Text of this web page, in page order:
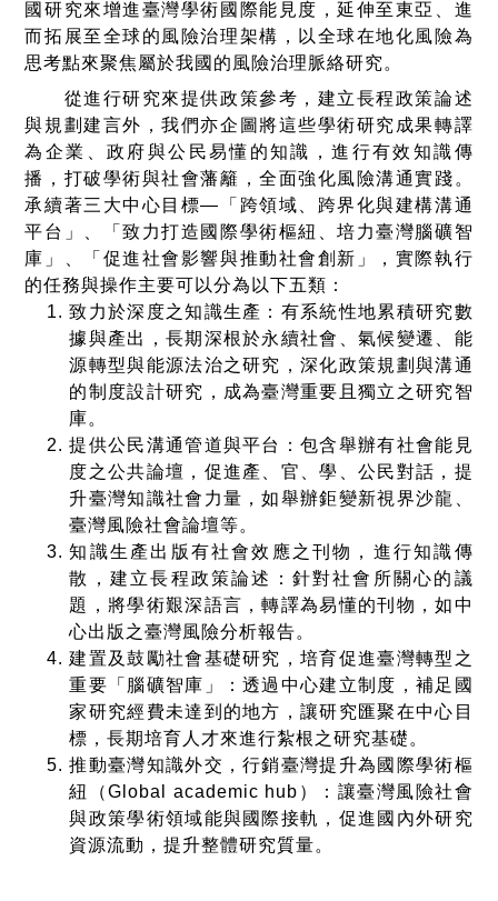
國研究來增進臺灣學術國際能見度，延伸至東亞、進
而拓展至全球的風險治理架構，以全球在地化風險為
思考點來聚焦屬於我國的風險治理脈絡研究。
從進行研究來提供政策參考，建立長程政策論述
與規劃建言外，我們亦企圖將這些學術研究成果轉譯
為企業、政府與公民易懂的知識，進行有效知識傳
播，打破學術與社會藩籬，全面強化風險溝通實踐。
承續著三大中心目標—「跨領域、跨界化與建構溝通
平台」、「致力打造國際學術樞紐、培力臺灣腦礦智
庫」、「促進社會影響與推動社會創新」，實際執行
的任務與操作主要可以分為以下五類：
致力於深度之知識生產：有系統性地累積研究數
據與產出，長期深根於永續社會、氣候變遷、能
源轉型與能源法治之研究，深化政策規劃與溝通
的制度設計研究，成為臺灣重要且獨立之研究智
庫。
提供公民溝通管道與平台：包含舉辦有社會能見
度之公共論壇，促進產、官、學、公民對話，提
升臺灣知識社會力量，如舉辦鉅變新視界沙龍、
臺灣風險社會論壇等。
知識生產出版有社會效應之刊物，進行知識傳
散，建立長程政策論述：針對社會所關心的議
題，將學術艱深語言，轉譯為易懂的刊物，如中
心出版之臺灣風險分析報告。
建置及鼓勵社會基礎研究，培育促進臺灣轉型之
重要「腦礦智庫」：透過中心建立制度，補足國
家研究經費未達到的地方，讓研究匯聚在中心目
標，長期培育人才來進行紮根之研究基礎。
推動臺灣知識外交，行銷臺灣提升為國際學術樞
紐（Global academic hub）：讓臺灣風險社會
與政策學術領域能與國際接軌，促進國內外研究
資源流動，提升整體研究質量。